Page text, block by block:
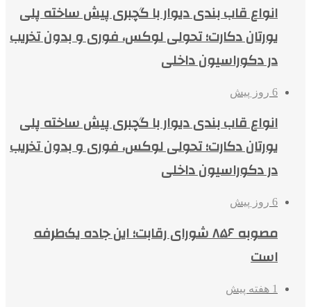
انواع قاب بندی دیوار با گچبری پیش ساخته پلی
یورتان دکارت؛ تحولی لوکس، فوری و بدون تخریب
در دکوراسیون داخلی
6 روز پیش
انواع قاب بندی دیوار با گچبری پیش ساخته پلی
یورتان دکارت؛ تحولی لوکس، فوری و بدون تخریب
در دکوراسیون داخلی
6 روز پیش
مصوبه ۸۵۶ شورای رقابت؛ این جاده یک‌طرفه
است
1 هفته پیش